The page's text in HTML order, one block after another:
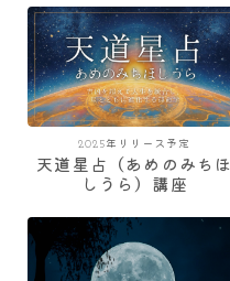
2025年リリース予定
天道星占（あめのみちほ
しうら）講座